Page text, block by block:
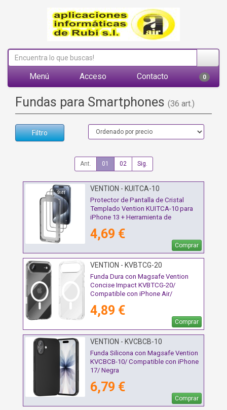
Menú Acceso Contacto 0
Fundas para Smartphones (36 art.)
Filtro
Ant. 01 02 Sig.
VENTION - KUITCA-10
Protector de Pantalla de Cristal
Templado Vention KUITCA-10 para
iPhone 13 + Herramienta de
4,69 €
Comprar
VENTION - KVBTCG-20
Funda Dura con Magsafe Vention
Concise Impact KVBTCG-20/
Compatible con iPhone Air/
4,89 €
Comprar
VENTION - KVCBCB-10
Funda Silicona con Magsafe Vention
KVCBCB-10/ Compatible con iPhone
17/ Negra
6,79 €
Comprar